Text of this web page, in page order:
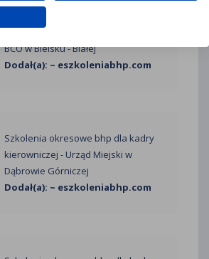
Szkolenie okresowe pracowników
BCO w Bielsku - Białej
Dodał(a): ~ eszkoleniabhp.com
Szkolenia okresowe bhp dla kadry
kierowniczej - Urząd Miejski w
Dąbrowie Górniczej
Dodał(a): ~ eszkoleniabhp.com